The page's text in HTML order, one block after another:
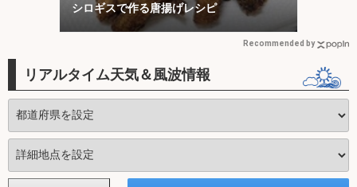
シロギスで作る唐揚げレシピ
Recommended by
リアルタイム天気＆風波情報